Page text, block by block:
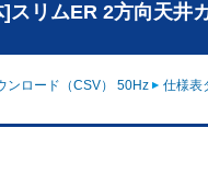
リムER 2方向天井
ンロード（CSV） 50Hz 仕様表